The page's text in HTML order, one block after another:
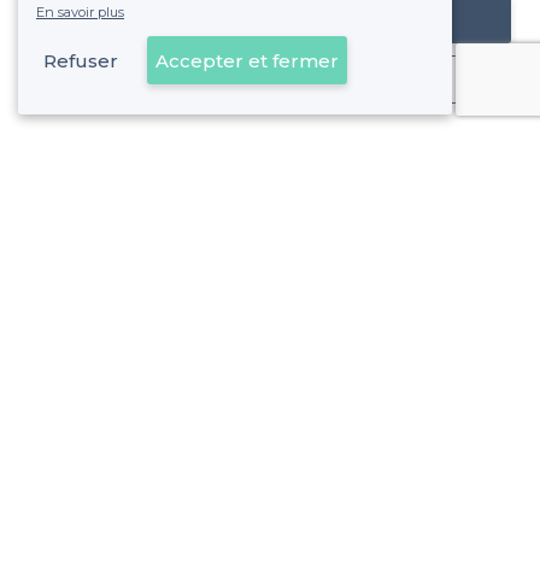
Référencer mon établissement
Déjà client
En savoir plus
Refuser Accepter et fermer